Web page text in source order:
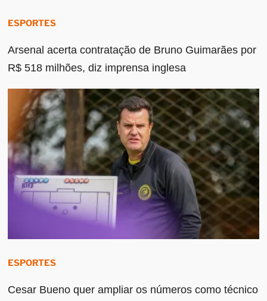
ESPORTES
Arsenal acerta contratação de Bruno Guimarães por
R$ 518 milhões, diz imprensa inglesa
ESPORTES
Cesar Bueno quer ampliar os números como técnico